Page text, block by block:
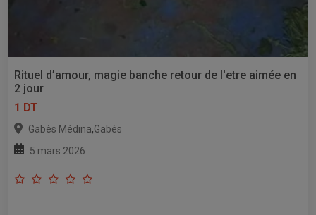
Rituel d’amour, magie banche retour de l'etre aimée en
2 jour
1 DT
Gabès Médina,Gabès
5 mars 2026